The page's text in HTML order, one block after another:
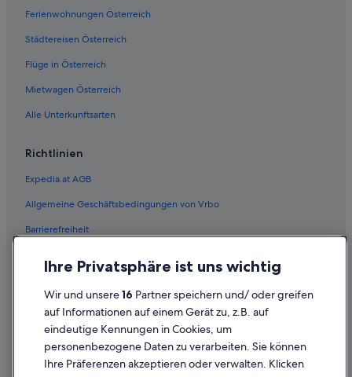
Ferienwohnungen Österreich
Städtereisen Österreich
Flüge in Österreich
Mietwagen Österreich
Alle Unterkunftsarten
Richtlinien
Expedia.at AGB
Allgemeine Geschäftsbedingungen von Vrbo
Barrierefreiheit
Rechtliche Hinweise/Kontakt
Inhaltsrichtlinien und Melden von Inhalten
Ihre Privatsphäre ist uns wichtig
Wir und unsere16 Partner speichern und/ oder greifen
auf Informationen auf einem Gerät zu, z.B. auf
eindeutige Kennungen in Cookies, um
personenbezogene Daten zu verarbeiten. Sie können
Ihre Präferenzen akzeptieren oder verwalten. Klicken